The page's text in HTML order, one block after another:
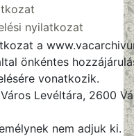
nyilatkozat
a
önkéntes
vonatkozik.
Levéltára, 2600
nem adjuk ki.